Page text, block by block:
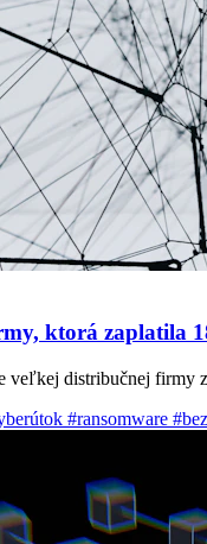
ktorá zaplatila
distribučnej firmy
#ransomware